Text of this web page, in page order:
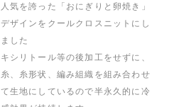
人気を誇った「おにぎりと卵焼き」
デザインをクールクロスニットにし
ました
キシリトール等の後加工をせずに、
糸、糸形状、編み組織を組み合わせ
て生地にしているので半永久的に冷